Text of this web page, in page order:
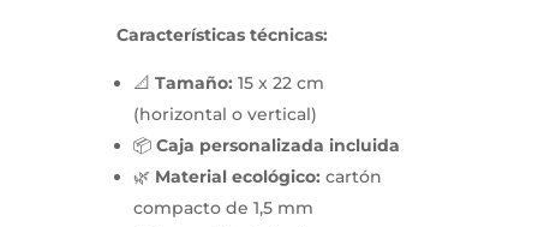
Características técnicas:
📐 Tamaño: 15 x 22 cm
(horizontal o vertical)
📦 Caja personalizada incluida
🌿 Material ecológico: cartón
compacto de 1,5 mm